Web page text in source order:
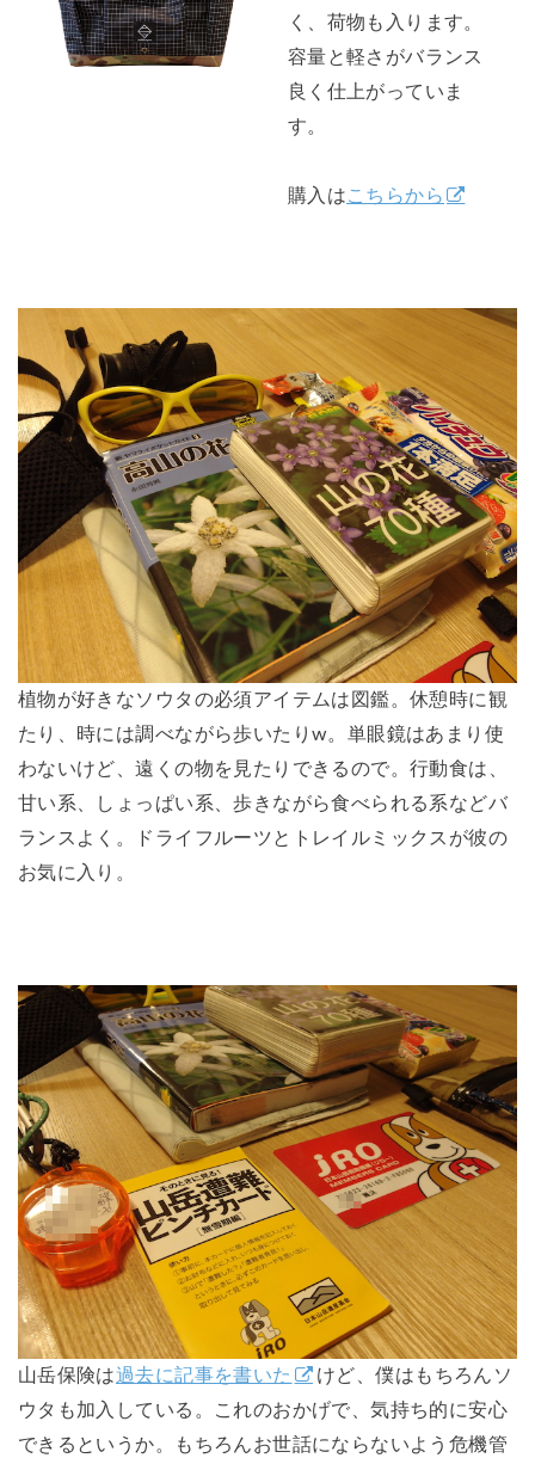
く、荷物も入ります。
容量と軽さがバランス
良く仕上がっていま
す。
購入はこちらから
植物が好きなソウタの必須アイテムは図鑑。休憩時に観
たり、時には調べながら歩いたりw。単眼鏡はあまり使
わないけど、遠くの物を見たりできるので。行動食は、
甘い系、しょっぱい系、歩きながら食べられる系などバ
ランスよく。ドライフルーツとトレイルミックスが彼の
お気に入り。
山岳保険は過去に記事を書いた
けど、僕はもちろんソ
ウタも加入している。これのおかげで、気持ち的に安心
できるというか。もちろんお世話にならないよう危機管